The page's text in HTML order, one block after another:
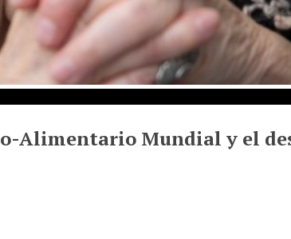
Alimentario Mundial y el